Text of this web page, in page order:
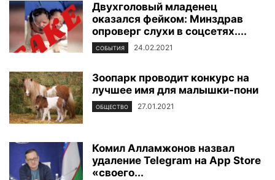
Двухголовый младенец
оказался фейком: Минздрав
опроверг слухи в соцсетях....
СОБЫТИЯ 24.02.2021
Зоопарк проводит конкурс на
лучшее имя для малышки-пони
ОБЩЕСТВО 27.01.2021
Комил Алламжонов назвал
удаление Telegram на App Store
«своего...